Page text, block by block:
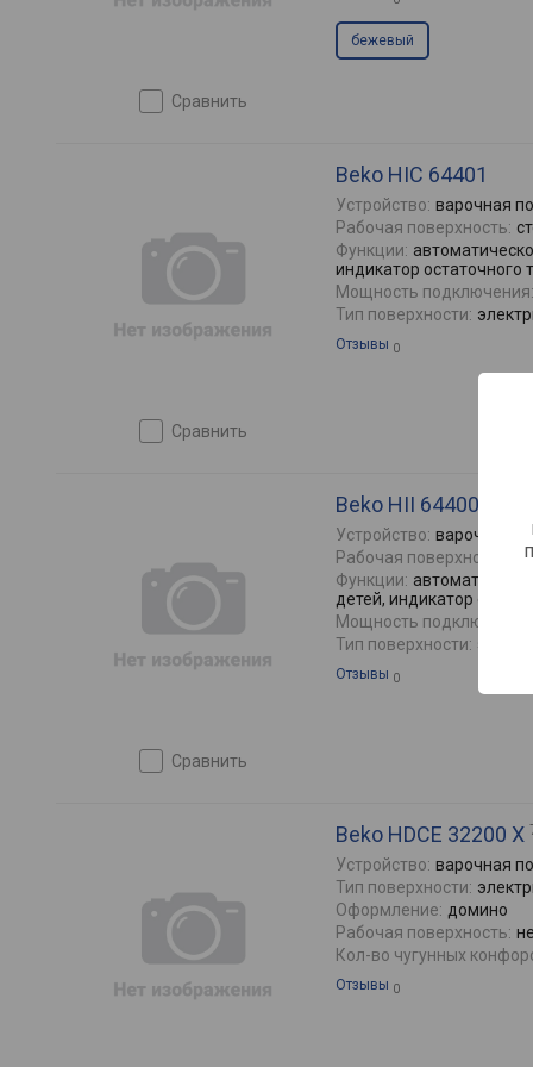
сравнить
бежевый
сравнить
Beko HIC 64401
Устройство: варочная
Рабочая поверхность:
Функции:
индикатор остаточного
Мощность подключения:
Тип поверхности:
Отзывы 0
сравнить
Beko HII 64400 MT
Устройство: варочная
Рабочая поверхность:
Функции:
детей, индикатор
Мощность подключения:
Тип поверхности:
Отзывы 0
Beko HDCE 32200 X
Устройство: варочная
Тип поверхности:
Оформление: домино
Рабочая поверхность:
Кол-во чугунных
Отзывы 0